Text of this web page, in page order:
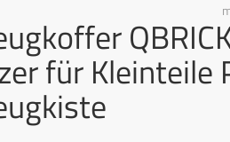
für Kleinteile